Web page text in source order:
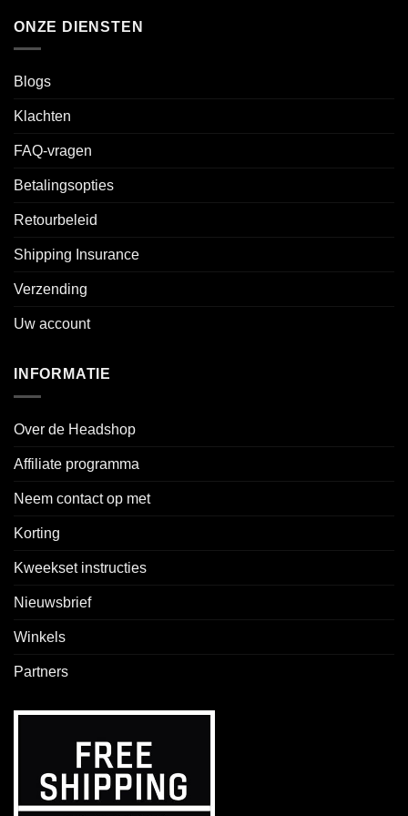
ONZE DIENSTEN
Blogs
Klachten
FAQ-vragen
Betalingsopties
Retourbeleid
Shipping Insurance
Verzending
Uw account
INFORMATIE
Over de Headshop
Affiliate programma
Neem contact op met
Korting
Kweekset instructies
Nieuwsbrief
Winkels
Partners